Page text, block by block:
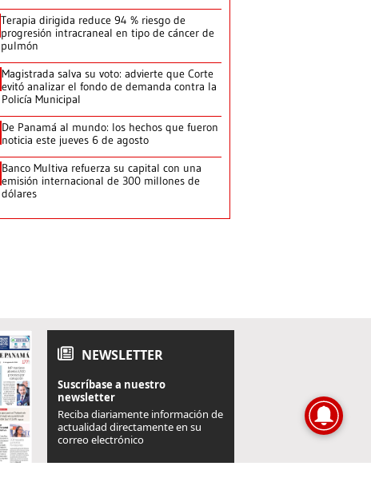
Terapia dirigida reduce 94 % riesgo de
progresión intracraneal en tipo de cáncer de
pulmón
Magistrada salva su voto: advierte que Corte
evitó analizar el fondo de demanda contra la
Policía Municipal
De Panamá al mundo: los hechos que fueron
noticia este jueves 6 de agosto
Banco Multiva refuerza su capital con una
emisión internacional de 300 millones de
dólares
NEWSLETTER
Suscríbase a nuestro
newsletter
Reciba diariamente información de
actualidad directamente en su
correo electrónico